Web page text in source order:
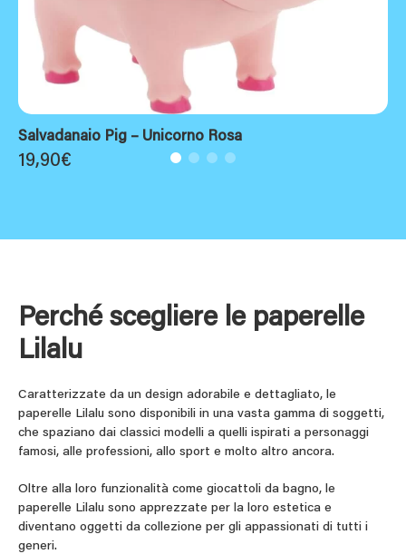
Salvadanaio Pig – Unicorno Rosa
19,90€
Perché scegliere le paperelle
Lilalu
Caratterizzate da un design adorabile e dettagliato, le
paperelle Lilalu sono disponibili in una vasta gamma di soggetti,
che spaziano dai classici modelli a quelli ispirati a personaggi
famosi, alle professioni, allo sport e molto altro ancora.
Oltre alla loro funzionalità come giocattoli da bagno, le
paperelle Lilalu sono apprezzate per la loro estetica e
diventano oggetti da collezione per gli appassionati di tutti i
generi.